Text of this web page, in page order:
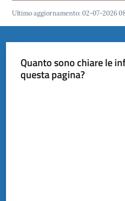
Tutti
gli
argomenti...
Ultimo aggiornamento:02-07-2026
Quanto sono chiare le
questa pagina?